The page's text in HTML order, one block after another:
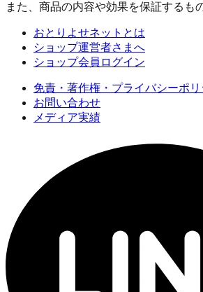
また、商品の内容や効果を保証するも
おとりよせネットとは
ショップ運営者さまへ
ショップ会員ログイン
免責・著作権・プライバシーポリ
お問い合わせ
メディア実績